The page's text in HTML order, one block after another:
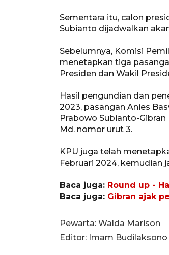
Sementara itu, calon
Subianto dijadwalkan
Sebelumnya, Komisi
menetapkan tiga
Presiden dan Wakil
Hasil pengundian dan
2023, pasangan Anies
Prabowo Subianto-
Md. nomor urut 3.
KPU juga telah
Februari 2024, kemudian
Baca juga: Round up -
Baca juga: Gibran ajak
Pewarta: Walda Marison
Editor: Imam Budilaksono